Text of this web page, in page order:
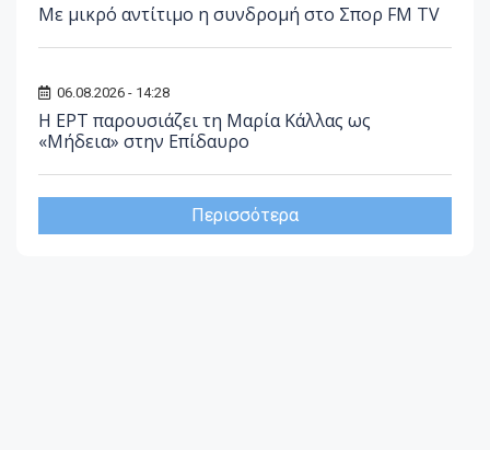
Με μικρό αντίτιμο η συνδρομή στο Σπορ FM TV
06.08.2026 - 14:28
Η ΕΡΤ παρουσιάζει τη Μαρία Κάλλας ως
«Μήδεια» στην Επίδαυρο
Περισσότερα